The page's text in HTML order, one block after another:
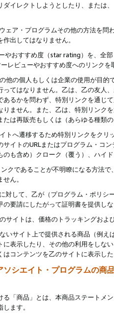
ダイレクトしようとしたり、または
ェア・プログラムその他の方法を
出してはなりません。
やおすすめ度（star rating）を、全
レビューやおすすめ度へのリンクを
他の個人もしくは企業の使用が目
ってはなりません。乙は、乙の友人
るかを問わず、特別リンクを通じ
りません。また、乙は、特別リンク
は再販売もしくは（あらゆる種類
トへ遷移するため特別リンクをク
イトのURLまたはプログラム・コ
のも含め）クローク（覆う）、ハイ
クであることが不明瞭になる方法
ん。
対して、乙が（プログラム・ポリ
の要請にしたがって証明書を提供し
サイトは、価格のトラッキングお
いサイト上で提供される商品（例
に表示したり、その他の利用をしな
はコンテンツを乙のサイトに表示し
ソシエイト・プログラムの商
る「商品」とは、本商品ステートメ
ます。